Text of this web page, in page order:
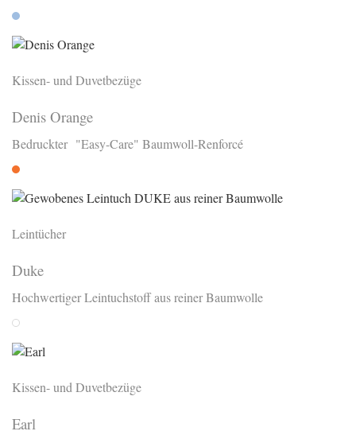
Bleu
Kissen- und Duvetbezüge
Denis Orange
Bedruckter "Easy-Care" Baumwoll-Renforcé
Orange
Leintücher
Duke
Hochwertiger Leintuchstoff aus reiner Baumwolle
Weiss
Kissen- und Duvetbezüge
Earl